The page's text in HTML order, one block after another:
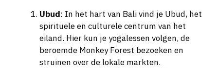
Ubud: In het hart van Bali vind je Ubud, het
spirituele en culturele centrum van het
eiland. Hier kun je yogalessen volgen, de
beroemde Monkey Forest bezoeken en
struinen over de lokale markten.